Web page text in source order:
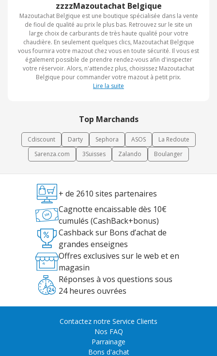
zzzzMazoutachat Belgique
Mazoutachat Belgique est une boutique spécialisée dans la vente
de fioul de qualité au prix le plus bas. Retrouvez sur le site un
large choix de carburants de très haute qualité pour votre
chaudière. En seulement quelques clics, Mazoutachat Belgique
vous fournira votre mazout chez vous en toute sécurité. Il vous est
également possible de prendre rendez-vous afin d'inspecter
votre réservoir. Alors, n'attendez plus, choisissez Mazoutachat
Belgique pour commander votre mazout à petit prix.
Lire la suite
Top Marchands
Cdiscount Darty Sephora ASOS
La Redoute
Sarenza.com
3Suisses Zalando Boulanger
+ de 2610 sites partenaires
Cagnotte encaissable dès 10€
cumulés (CashBack+bonus)
Cashback sur Bons d’achat de
grandes enseignes
Offres exclusives sur le web et en
magasin
Réponses à vos questions sous
24 heures ouvrées
Contactez notre Service Clients
Nos FAQ
Parrainage
Bons d'achat